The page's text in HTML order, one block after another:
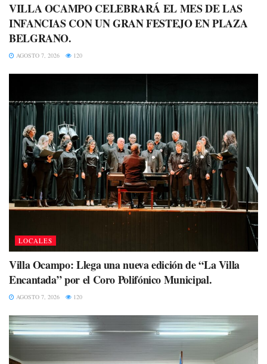
VILLA OCAMPO CELEBRARÁ EL MES DE LAS
INFANCIAS CON UN GRAN FESTEJO EN PLAZA
BELGRANO.
AGOSTO 7, 2026 120
LOCALES
Villa Ocampo: Llega una nueva edición de “La Villa
Encantada” por el Coro Polifónico Municipal.
AGOSTO 7, 2026 120